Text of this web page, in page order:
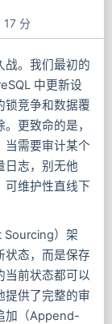
分
战。我们最初的
中更新设
锁竞争和数据覆
更致命的是，
当需要审计某个
日志，别无他
可维护性直线下
Sourcing）架
状态，而是保存
当前状态都可以
提供了完整的审
加（Append-